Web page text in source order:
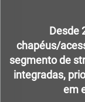
Desde
chapéus/
segmento de
integradas,
em